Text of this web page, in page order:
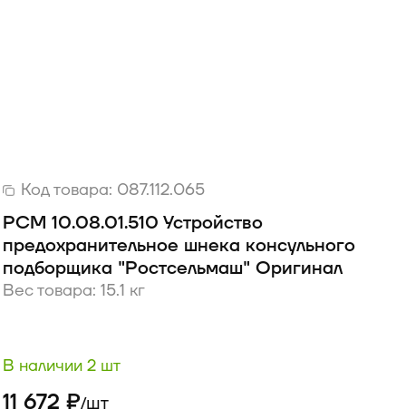
Код товара: 087.112.065
РСМ 10.08.01.510 Устройство
предохранительное шнека консульного
подборщика "Ростсельмаш" Оригинал
Вес товара: 15.1 кг
В наличии 2 шт
11 672 ₽/шт